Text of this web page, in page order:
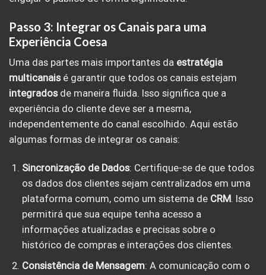
Passo 3: Integrar os Canais para uma
Experiência Coesa
Uma das partes mais importantes da estratégia
multicanaisé garantir que todos os canais estejam
integradosde maneira fluida. Isso significa que a
experiência do cliente deve ser a mesma,
independentemente do canal escolhido. Aqui estão
algumas formas de integrar os canais:
Sincronização de Dados: Certifique-se de que todos
os dados dos clientes sejam centralizados em uma
plataforma comum, como um sistema de CRM. Isso
permitirá que sua equipe tenha acesso a
informações atualizadas e precisas sobre o
histórico de compras e interações dos clientes.
Consistência de Mensagem: A comunicação com o